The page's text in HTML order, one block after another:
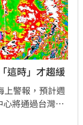
這時」才趨緩
上警報，預計週
將通過台灣北
台灣與西半部